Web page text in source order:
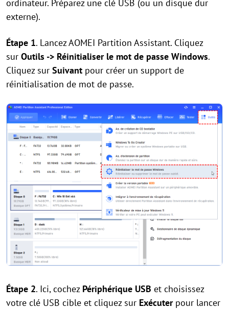
ordinateur. Préparez une clé USB (ou un disque dur
externe).
Étape 1. Lancez AOMEI Partition Assistant. Cliquez
sur Outils -> Réinitialiser le mot de passe Windows.
Cliquez sur Suivant pour créer un support de
réinitialisation de mot de passe.
Étape 2. Ici, cochez Périphérique USB et choisissez
votre clé USB cible et cliquez sur Exécuterpour lancer